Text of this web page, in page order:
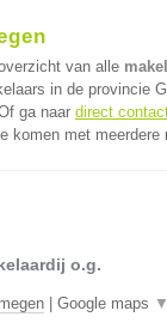
van alle
in de provincie
ga naar direct
komen met meerdere
o.g.
Google maps ▼